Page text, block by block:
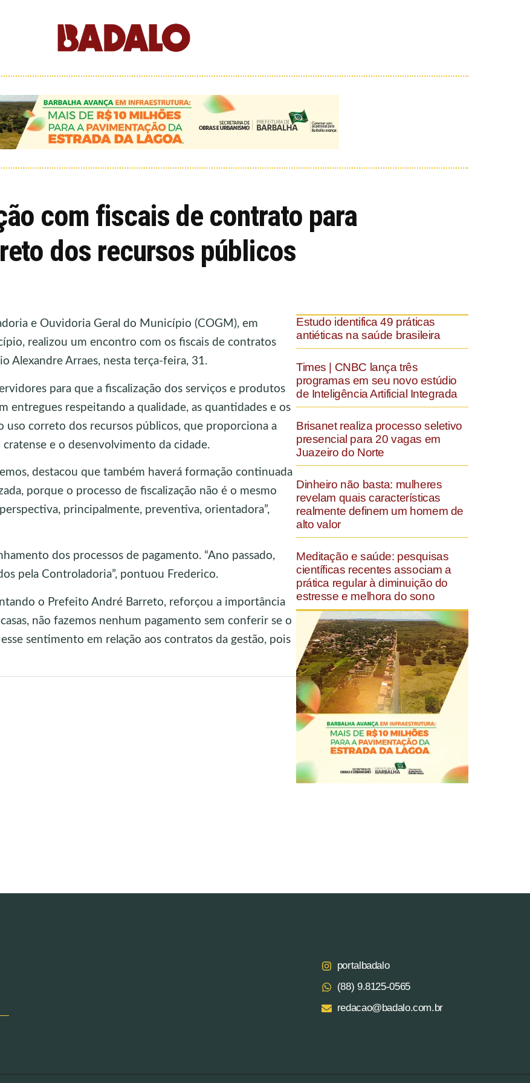
com fiscais de contrato para
dos recursos públicos
e Ouvidoria Geral do Município (COGM), em
realizou um encontro com os fiscais de contratos
Alexandre Arraes, nesta terça-feira, 31.
para que a fiscalização dos serviços e produtos
entregues respeitando a qualidade, as quantidades e os
uso correto dos recursos públicos, que proporciona a
e o desenvolvimento da cidade.
destacou que também haverá formação continuada
porque o processo de fiscalização não é o mesmo
principalmente, preventiva, orientadora”,
dos processos de pagamento. “Ano passado,
pela Controladoria”, pontuou Frederico.
o Prefeito André Barreto, reforçou a importância
não fazemos nenhum pagamento sem conferir se o
sentimento em relação aos contratos da gestão, pois
Estudo identifica 49 práticas
antiéticas na saúde brasileira
Times | CNBC lança três
programas em seu novo estúdio
de Inteligência Artificial Integrada
Brisanet realiza processo seletivo
presencial para 20 vagas em
Juazeiro do Norte
Dinheiro não basta: mulheres
revelam quais características
realmente definem um homem de
alto valor
Meditação e saúde: pesquisas
científicas recentes associam a
prática regular à diminuição do
estresse e melhora do sono
portalbadalo
(88) 9.8125‑0565‬
redacao@badalo.com.br